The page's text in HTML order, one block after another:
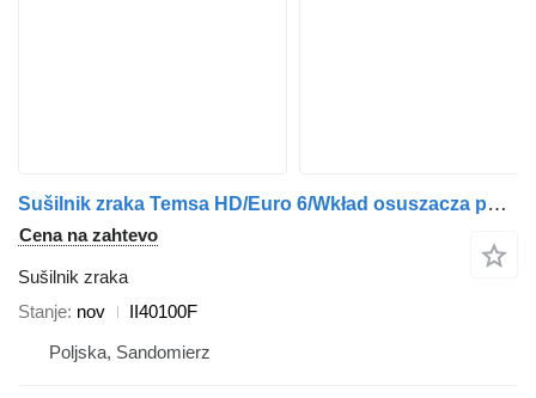
Sušilnik zraka Temsa HD/Euro 6/Wkład osuszacza powietrza/ II40100F za avtobus
Cena na zahtevo
Sušilnik zraka
Stanje nov
II40100F
Poljska, Sandomierz